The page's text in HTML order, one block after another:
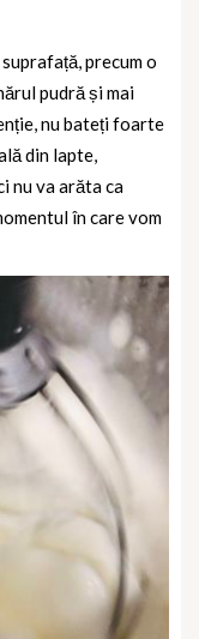
precum o
pudră și mai
nu bateți foarte
din lapte,
nu va arăta ca
în care vom